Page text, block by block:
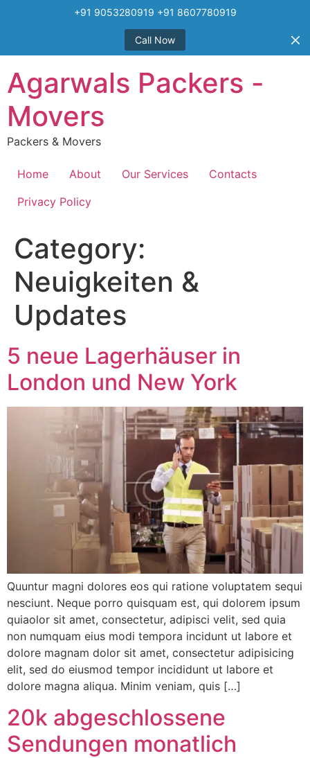
+91 9053280919 +91 8607780919
Call Now
content
Agarwals Packers -
Movers
Packers & Movers
Home About Our Services
Contacts
Privacy Policy
Category:
Neuigkeiten &
Updates
5 neue Lagerhäuser in
London und New York
Quuntur magni dolores eos qui ratione voluptatem sequi
nesciunt. Neque porro quisquam est, qui dolorem ipsum
quiaolor sit amet, consectetur, adipisci velit, sed quia
non numquam eius modi tempora incidunt ut labore et
dolore magnam dolor sit amet, consectetur adipisicing
elit, sed do eiusmod tempor incididunt ut labore et
dolore magna aliqua. Minim veniam, quis […]
20k abgeschlossene
Sendungen monatlich